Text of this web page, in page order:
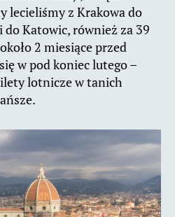
lecieliśmy z Krakowa do
do Katowic, również za 39
2 miesiące przed
w pod koniec lutego –
lotnicze w tanich